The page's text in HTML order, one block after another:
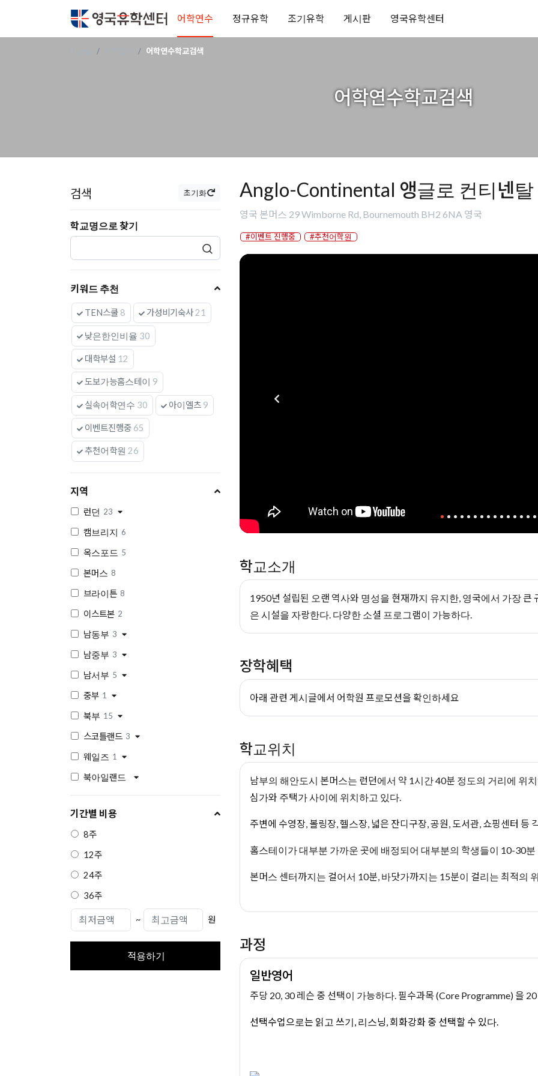
어학연수 정규유학 조기유학 게시판 영국유학센터
어학연수학교검색
어학연수학교검색
검색 초기화
학교명으로 찾기
키워드 추천
TEN스쿨 8 가성비기숙사21
낮은한인비율 30
대학부설 12
도보가능홈스테이 9
실속어학연수 30 아이엘츠 9
이벤트진행중 65
추천어학원 26
지역
런던 23
캠브리지 6
옥스포드 5
본머스 8
브라이튼 8
이스트본 2
남동부 3
남중부 3
남서부 5
중부 1
북부 15
스코틀랜드 3
웨일즈 1
북아일랜드
기간별 비용
8주
12주
24주
36주
~ 원
적용하기
Anglo-Continental 앵글로 컨티넨탈
영국 본머스 29 Wimborne Rd, Bournemouth BH2 6NA 영국
#이벤트 진행중 #추천어학원
학교소개
1950년 설립된 오랜 역사와 명성을 현재까지 유지한, 영국에서 가장
은 시설을 자랑한다. 다양한 소셜 프로그램이 가능하다.
장학혜택
아래 관련 게시글에서 어학원 프로모션을 확인하세요
학교위치
남부의 해안도시 본머스는 런던에서 약 1시간 40분 정도의 거리에 위
심가와 주택가 사이에 위치하고 있다.
주변에 수영장, 볼링장, 헬스장, 넓은 잔디구장, 공원, 도서관, 쇼핑센터
홈스테이가 대부분 가까운 곳에 배정되어 대부분의 학생들이 10-30
본머스 센터까지는 걸어서 10분, 바닷가까지는 15분이 걸리는 최적의
과정
일반영어
주당 20, 30 레슨 중 선택이 가능하다. 필수과목 (Core Programme) 을
선택수업으로는 읽고 쓰기, 리스닝, 회화강화 중 선택할 수 있다.